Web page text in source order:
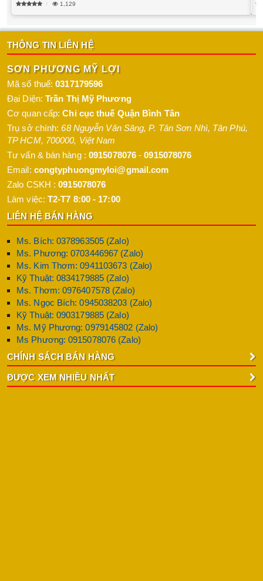
1,129
THÔNG TIN LIÊN HỆ
SƠN PHƯƠNG MỸ LỢI
Mã số thuế:0317179596
Đại Diện: Trần Thị Mỹ Phương
Cơ quan cấp:Chi cục thuế Quận Bình Tân
Trụ sở chính:68 Nguyễn Văn Săng, P. Tân Sơn Nhì, Tân Phú,
TP HCM, 700000, Việt Nam
Tư vấn & bán hàng : 0915078076 -0915078076
Email: congtyphuongmyloi@gmail.com
Zalo CSKH :0915078076
Làm việc: T2-T7 8:00 - 17:00
LIÊN HỆ BÁN HÀNG
Ms. Bích: 0378963505 (Zalo)
Ms. Phương: 0703446967 (Zalo)
Ms. Kim Thơm: 0941103673 (Zalo)
Kỹ Thuật: 0834179885 (Zalo)
Ms. Thơm: 0976407578 (Zalo)
Ms. Ngọc Bích: 0945038203 (Zalo)
Kỹ Thuật: 0903179885 (Zalo)
Ms. Mỹ Phương: 0979145802 (Zalo)
Ms Phương: 0915078076 (Zalo)
CHÍNH SÁCH BÁN HÀNG
ĐƯỢC XEM NHIỀU NHẤT